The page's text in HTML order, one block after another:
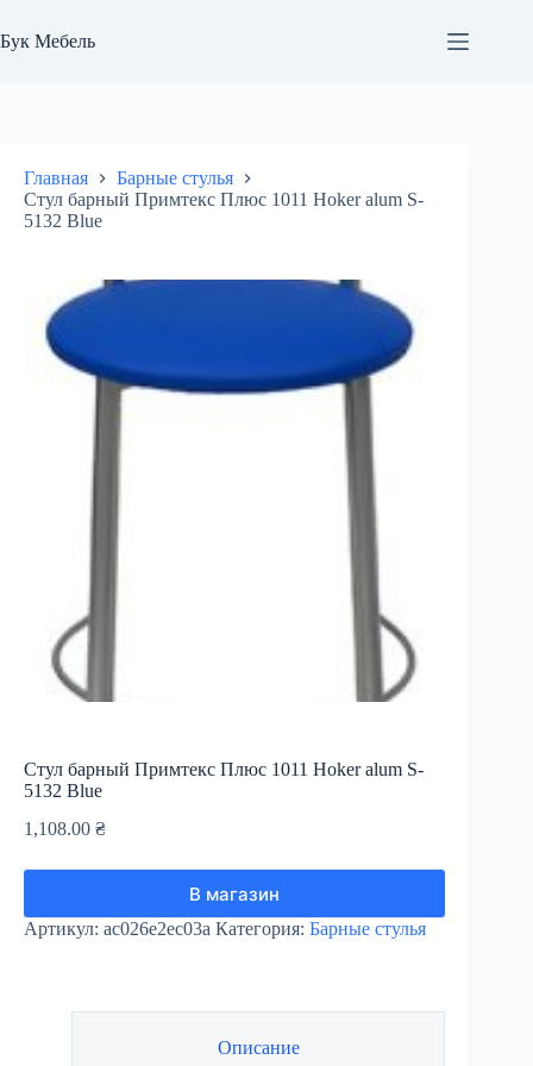
к
сути
Бук Мебель
Главная
Барные стулья
Стул барный Примтекс Плюс 1011 Hoker alum S-
5132 Blue
Стул барный Примтекс Плюс 1011 Hoker alum S-
5132 Blue
1,108.00 ₴
В магазин
Артикул: ac026e2ec03a Категория: Барные стулья
Описание